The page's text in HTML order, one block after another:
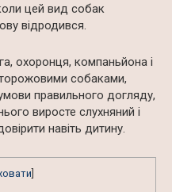
цей вид собак
відродився.
охоронця, компаньйона і
собаками,
правильного догляду,
виросте слухняний і
навіть дитину.